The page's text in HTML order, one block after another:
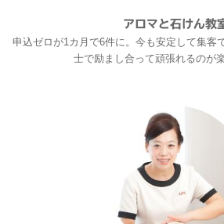
アロマと石けん教
申込ゼロが1カ月で6件に。今も安定して集客
士で励まし合って頑張れるのが